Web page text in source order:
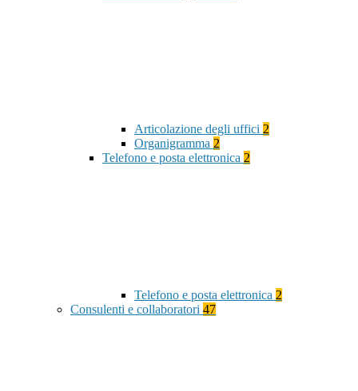
Articolazione degli uffici 2
Organigramma 2
Telefono e posta elettronica 2
Telefono e posta elettronica 2
Consulenti e collaboratori 47